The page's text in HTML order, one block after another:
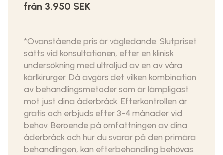
från 3.950 SEK
*Ovanstående pris är vägledande. Slutpriset
sätts vid konsultationen, efter en klinisk
undersökning med ultraljud av en av våra
kärlkirurger. Då avgörs det vilken kombination
av behandlingsmetoder som är lämpligast
mot just dina åderbråck. Efterkontrollen är
gratis och erbjuds efter 3-4 månader vid
behov. Beroende på omfattningen av dina
åderbråck och hur du svarar på den primära
behandlingen, kan efterbehandling behövas.